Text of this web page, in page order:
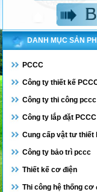
DANH MỤC SẢN
PCCC
Công ty thiết kế
Công ty thi công pccc
Công ty lắp đặt PCCC
Cung cấp vật tư thiết
Công ty bảo trì pccc
Thiết kế cơ điện
Thi công hệ thống cơ